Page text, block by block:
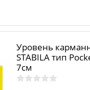
Уровень
STABILA тип
7см